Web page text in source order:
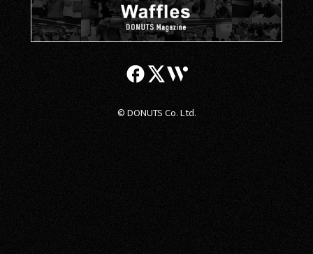
© DONUTS Co. Ltd.